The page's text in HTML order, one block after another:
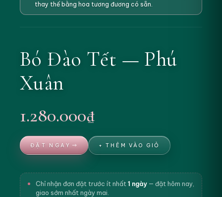
Blogs
Địa chỉ & Liên hệ
Tìm sản phẩm
thay thế bằng hoa tương đương có sẵn.
Bó Đào Tết — Phú
Xuân
1.280.000₫
ĐẶT NGAY + THÊM VÀO GIỎ
Chỉ nhận đơn đặt trước ít nhất 1 ngày — đặt hôm nay,
giao sớm nhất ngày mai.